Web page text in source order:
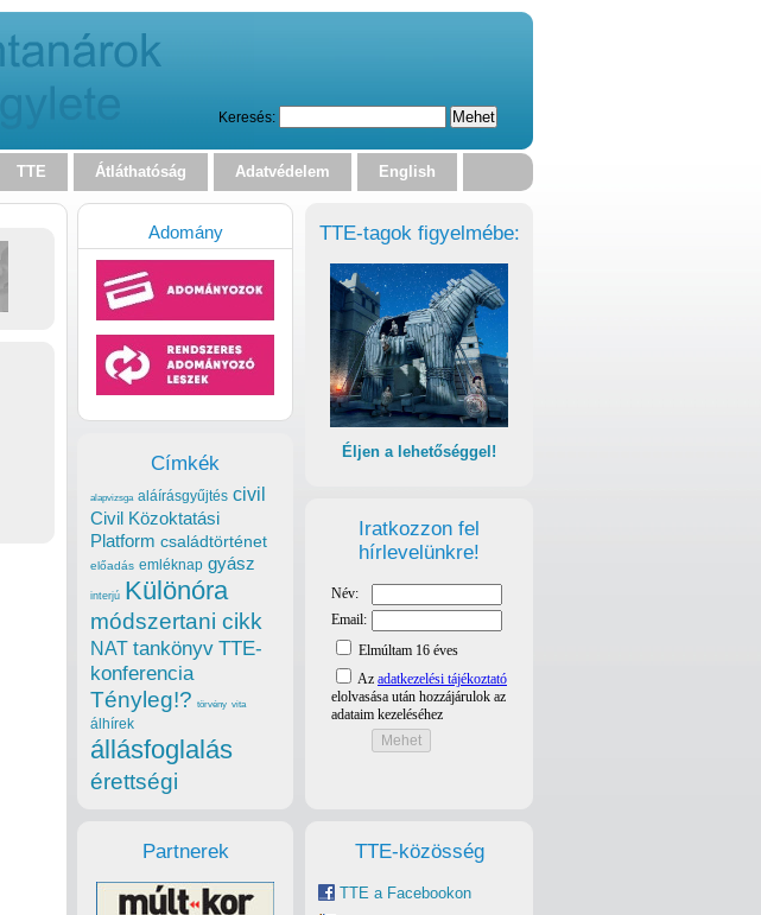
Keresés:
TTE Átláthatóság Adatvédelem English
TTE-tagok figyelmébe:
Éljen a lehetőséggel!
Iratkozzon fel
hírlevelünkre!
TTE-közösség
TTE a Facebookon
Adomány
Címkék
alapvizsga aláírásgyűjtés civil
Civil Közoktatási
Platform családtörténet
előadás emléknap gyász
interjú Különóra
módszertani cikk
NAT tankönyv TTE-
konferencia
Tényleg!? törvény vita
álhírek
állásfoglalás
érettségi
Partnerek